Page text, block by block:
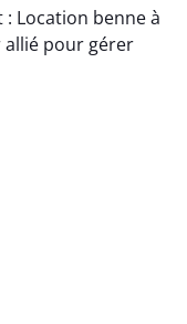
Location benne à
allié pour gérer